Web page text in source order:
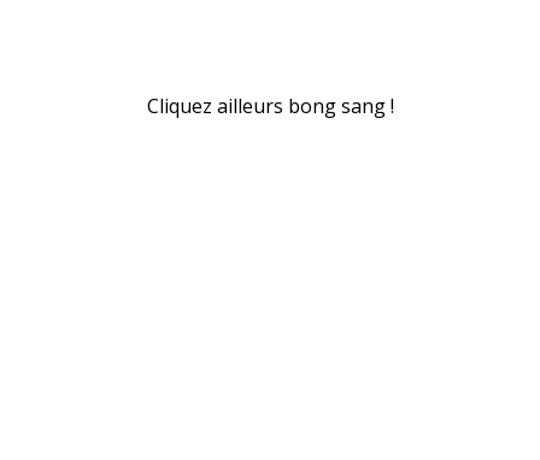
Cliquez ailleurs bong sang !